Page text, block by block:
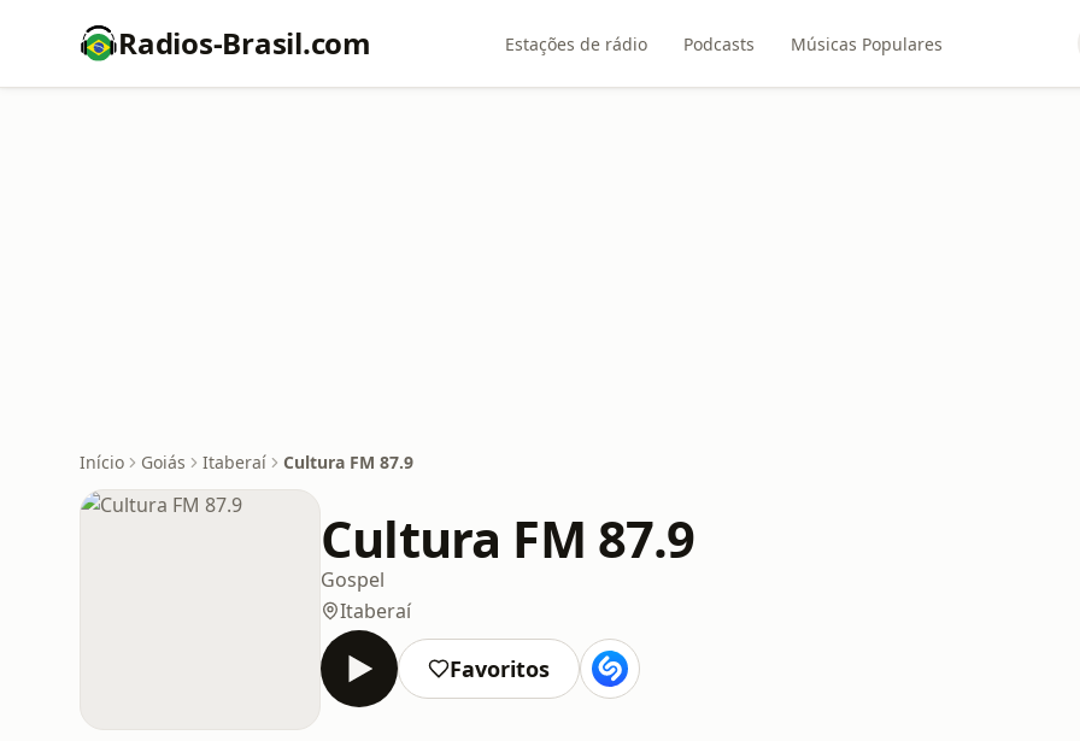
Radios-Brasil.com Estações de rádio Podcasts Músicas Populares
Início Goiás Itaberaí Cultura FM 87.9
Cultura FM 87.9
Gospel
Itaberaí
Favoritos